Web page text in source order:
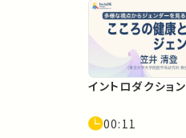
イントロダクション
00:11